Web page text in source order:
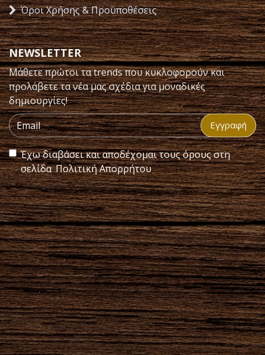
Όροι Χρήσης & Προϋποθέσεις
NEWSLETTER
Μάθετε πρώτοι τα trends που κυκλοφορούν και
προλάβετε τα νέα μας σχέδια για μοναδικές
δημιουργίες!
Εγγραφή
Έχω διαβάσει και αποδέχομαι τους όρους στη
σελίδαΠολιτική Απορρήτου